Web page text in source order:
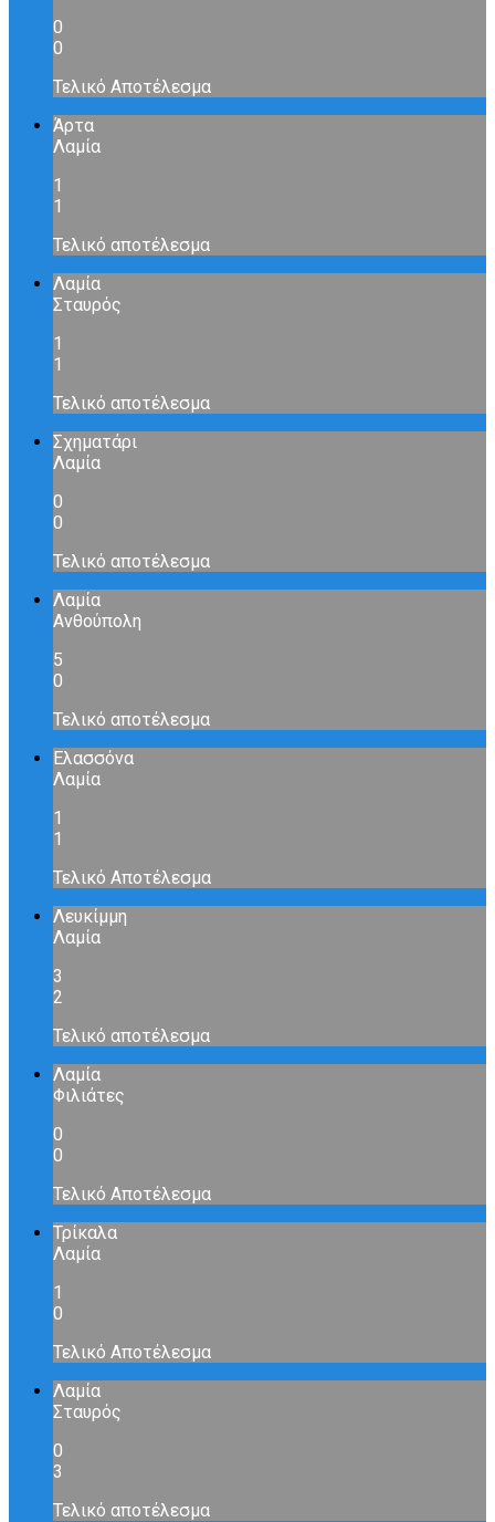
0
0
Τελικό Αποτέλεσμα
Άρτα
Λαμία
1
1
Τελικό αποτέλεσμα
Λαμία
Σταυρός
1
1
Τελικό αποτέλεσμα
Σχηματάρι
Λαμία
0
0
Τελικό αποτέλεσμα
Λαμία
Ανθούπολη
5
0
Τελικό αποτέλεσμα
Ελασσόνα
Λαμία
1
1
Τελικό Αποτέλεσμα
Λευκίμμη
Λαμία
3
2
Τελικό αποτέλεσμα
Λαμία
Φιλιάτες
0
0
Τελικό Αποτέλεσμα
Τρίκαλα
Λαμία
1
0
Τελικό Αποτέλεσμα
Λαμία
Σταυρός
0
3
Τελικό αποτέλεσμα